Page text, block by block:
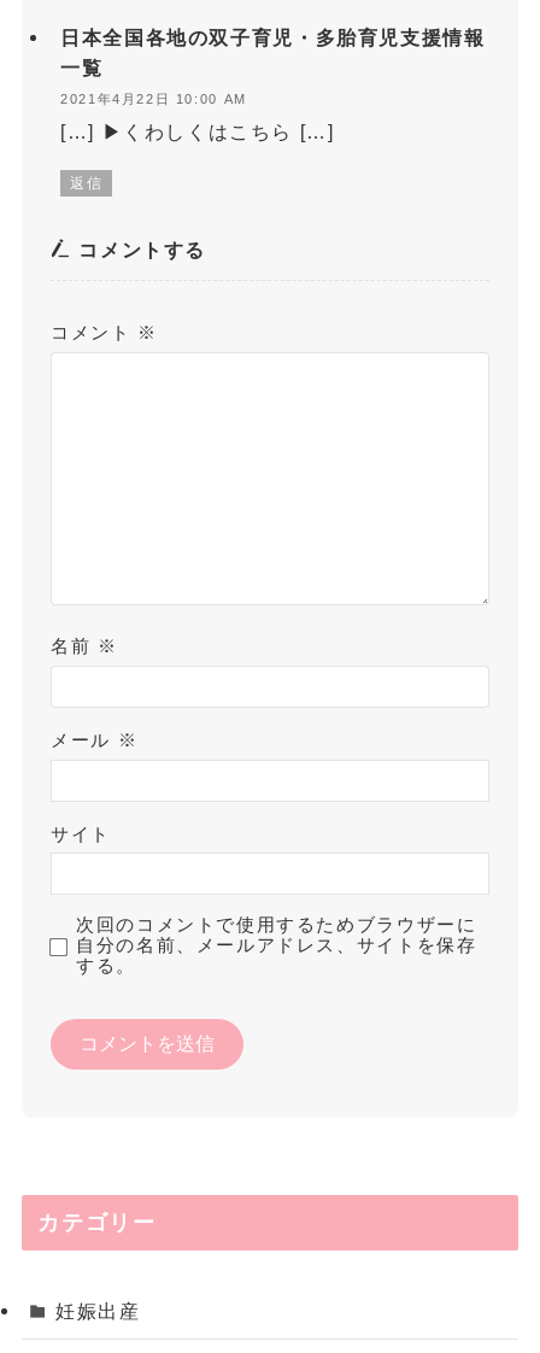
日本全国各地の双子育児・多胎育児支援情報
一覧
2021年4月22日 10:00 AM
[…] ▶くわしくはこちら […]
返信
コメントする
コメント ※
名前 ※
メール ※
サイト
次回のコメントで使用するためブラウザーに
自分の名前、メールアドレス、サイトを保存
する。
カテゴリー
妊娠出産